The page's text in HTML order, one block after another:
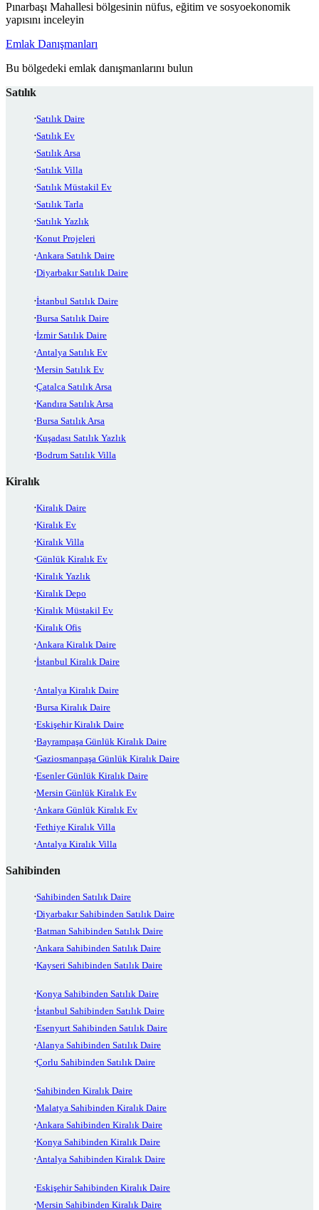
Pınarbaşı Mahallesi bölgesinin nüfus, eğitim ve sosyoekonomik
yapısını inceleyin
Emlak Danışmanları
Bu bölgedeki emlak danışmanlarını bulun
Satılık
Satılık Daire
Satılık Ev
Satılık Arsa
Satılık Villa
Satılık Müstakil Ev
Satılık Tarla
Satılık Yazlık
Konut Projeleri
Ankara Satılık Daire
Diyarbakır Satılık Daire
İstanbul Satılık Daire
Bursa Satılık Daire
İzmir Satılık Daire
Antalya Satılık Ev
Mersin Satılık Ev
Çatalca Satılık Arsa
Kandıra Satılık Arsa
Bursa Satılık Arsa
Kuşadası Satılık Yazlık
Bodrum Satılık Villa
Kiralık
Kiralık Daire
Kiralık Ev
Kiralık Villa
Günlük Kiralık Ev
Kiralık Yazlık
Kiralık Depo
Kiralık Müstakil Ev
Kiralık Ofis
Ankara Kiralık Daire
İstanbul Kiralık Daire
Antalya Kiralık Daire
Bursa Kiralık Daire
Eskişehir Kiralık Daire
Bayrampaşa Günlük Kiralık Daire
Gaziosmanpaşa Günlük Kiralık Daire
Esenler Günlük Kiralık Daire
Mersin Günlük Kiralık Ev
Ankara Günlük Kiralık Ev
Fethiye Kiralık Villa
Antalya Kiralık Villa
Sahibinden
Sahibinden Satılık Daire
Diyarbakır Sahibinden Satılık Daire
Batman Sahibinden Satılık Daire
Ankara Sahibinden Satılık Daire
Kayseri Sahibinden Satılık Daire
Konya Sahibinden Satılık Daire
İstanbul Sahibinden Satılık Daire
Esenyurt Sahibinden Satılık Daire
Alanya Sahibinden Satılık Daire
Çorlu Sahibinden Satılık Daire
Sahibinden Kiralık Daire
Malatya Sahibinden Kiralık Daire
Ankara Sahibinden Kiralık Daire
Konya Sahibinden Kiralık Daire
Antalya Sahibinden Kiralık Daire
Eskişehir Sahibinden Kiralık Daire
Mersin Sahibinden Kiralık Daire